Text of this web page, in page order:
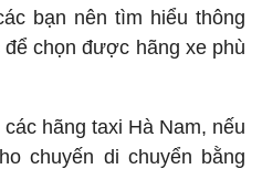
bạn nên tìm hiểu thông
chọn được hãng xe phù
hãng taxi Hà Nam, nếu
chuyến di chuyển bằng